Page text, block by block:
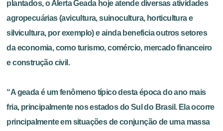
plantados, o Alerta Geada hoje atende diversas atividades
agropecuárias (avicultura, suinocultura, horticultura e
silvicultura, por exemplo) e ainda beneficia outros setores
da economia, como turismo, comércio, mercado financeiro
e construção civil.
“A geada é um fenômeno típico desta época do ano mais
fria, principalmente nos estados do Sul do Brasil. Ela ocorre
principalmente em situações de conjunção de uma massa